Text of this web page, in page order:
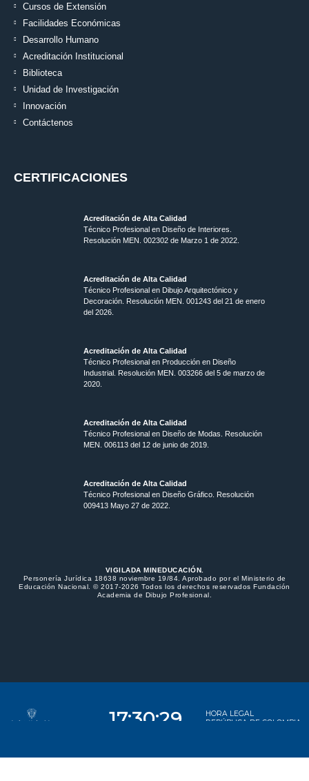
Cursos de Extensión
Facilidades Económicas
Desarrollo Humano
Acreditación Institucional
Biblioteca
Unidad de Investigación
Innovación
Contáctenos
CERTIFICACIONES
Acreditación de Alta Calidad
Técnico Profesional en Diseño de Interiores.
Resolución MEN. 002302 de Marzo 1 de 2022.
Acreditación de Alta Calidad
Técnico Profesional en Dibujo Arquitectónico y
Decoración. Resolución MEN. 001243 del 21 de enero
del 2026.
Acreditación de Alta Calidad
Técnico Profesional en Producción en Diseño
Industrial. Resolución MEN. 003266 del 5 de marzo de
2020.
Acreditación de Alta Calidad
Técnico Profesional en Diseño de Modas. Resolución
MEN. 006113 del 12 de junio de 2019.
Acreditación de Alta Calidad
Técnico Profesional en Diseño Gráfico. Resolución
009413 Mayo 27 de 2022.
VIGILADA MINEDUCACIÓN.
Personería Jurídica 18638 noviembre 19/84. Aprobado por el Ministerio de
Educación Nacional. © 2017-2026 Todos los derechos reservados Fundación
Academia de Dibujo Profesional.